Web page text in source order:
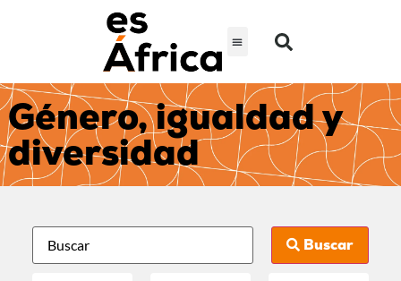
Género, igualdad y
diversidad
Buscar